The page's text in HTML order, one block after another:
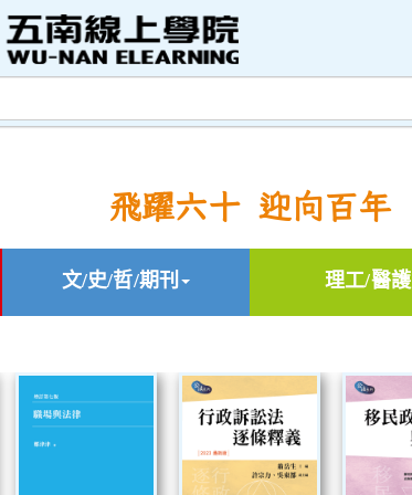
飛躍六十 迎向百年
文/史/哲/期刊 理工/醫護